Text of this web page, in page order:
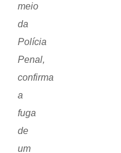
meio
da
Polícia
Penal,
confirma
a
fuga
de
um